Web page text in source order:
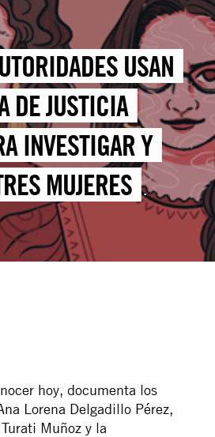
USAN
DE JUSTICIA
INVESTIGAR Y
MUJERES
DE DERECHOS
hoy, documenta los
Lorena Delgadillo Pérez,
Muñoz y la